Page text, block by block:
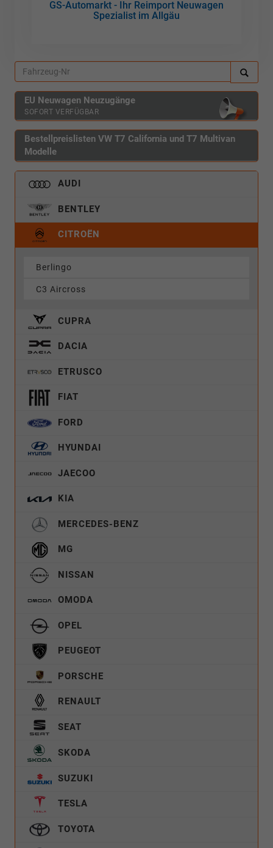
GS-Automarkt - Ihr Reimport Neuwagen
Spezialist im Allgäu
EU Neuwagen Neuzugänge
SOFORT VERFÜGBAR
Bestellpreislisten VW T7 California und T7 Multivan
Modelle
AUDI
BENTLEY
CITROËN
Berlingo
C3 Aircross
CUPRA
DACIA
ETRUSCO
FIAT
FORD
HYUNDAI
JAECOO
KIA
MERCEDES-BENZ
MG
NISSAN
OMODA
OPEL
PEUGEOT
PORSCHE
RENAULT
SEAT
SKODA
SUZUKI
TESLA
TOYOTA